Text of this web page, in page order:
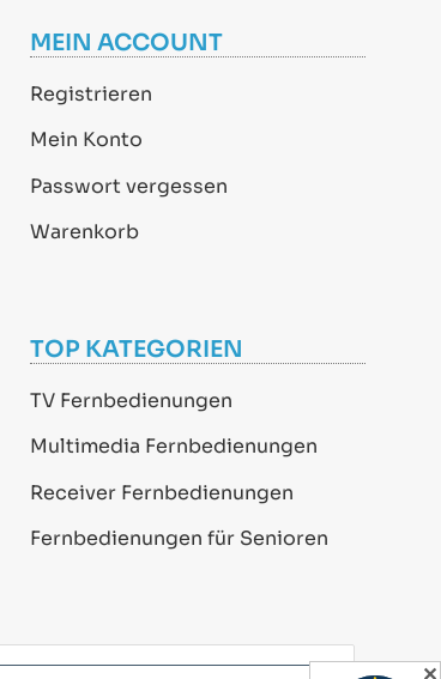
MEIN ACCOUNT
Registrieren
Mein Konto
Passwort vergessen
Warenkorb
TOP KATEGORIEN
TV Fernbedienungen
Multimedia Fernbedienungen
Receiver Fernbedienungen
Fernbedienungen für Senioren